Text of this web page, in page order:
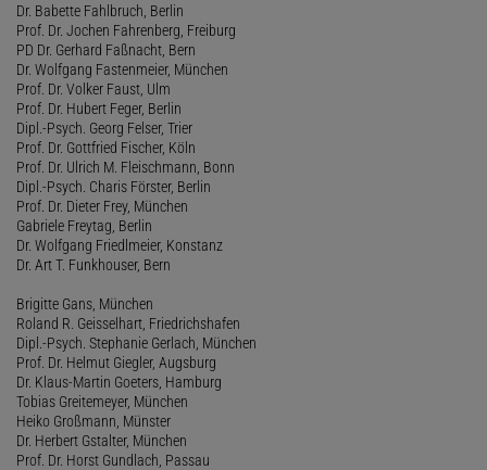
Dr. Babette Fahlbruch, Berlin
Prof. Dr. Jochen Fahrenberg, Freiburg
PD Dr. Gerhard Faßnacht, Bern
Dr. Wolfgang Fastenmeier, München
Prof. Dr. Volker Faust, Ulm
Prof. Dr. Hubert Feger, Berlin
Dipl.-Psych. Georg Felser, Trier
Prof. Dr. Gottfried Fischer, Köln
Prof. Dr. Ulrich M. Fleischmann, Bonn
Dipl.-Psych. Charis Förster, Berlin
Prof. Dr. Dieter Frey, München
Gabriele Freytag, Berlin
Dr. Wolfgang Friedlmeier, Konstanz
Dr. Art T. Funkhouser, Bern
Brigitte Gans, München
Roland R. Geisselhart, Friedrichshafen
Dipl.-Psych. Stephanie Gerlach, München
Prof. Dr. Helmut Giegler, Augsburg
Dr. Klaus-Martin Goeters, Hamburg
Tobias Greitemeyer, München
Heiko Großmann, Münster
Dr. Herbert Gstalter, München
Prof. Dr. Horst Gundlach, Passau